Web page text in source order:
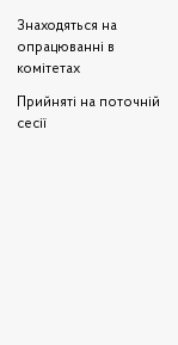
Знаходяться на
опрацюванні в
комітетах
Прийняті на поточній
сесії